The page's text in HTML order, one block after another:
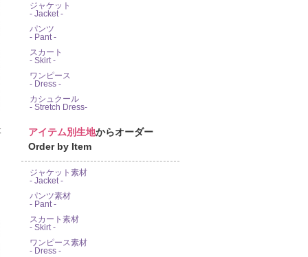
ジャケット
- Jacket -
パンツ
- Pant -
スカート
- Skirt -
ワンピース
- Dress -
カシュクール
- Stretch Dress-
アイテム別生地からオーダー
Order by Item
ジャケット素材
- Jacket -
パンツ素材
- Pant -
スカート素材
- Skirt -
ワンピース素材
- Dress -